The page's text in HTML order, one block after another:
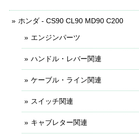
ホンダ - CS90 CL90 MD90 C200
エンジンパーツ
ハンドル・レバー関連
ケーブル・ライン関連
スイッチ関連
キャブレター関連